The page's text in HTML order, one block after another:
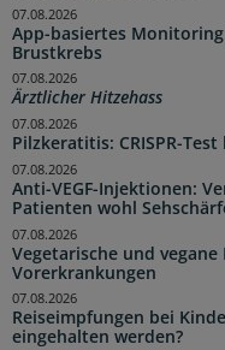
App-basiertes
Brustkrebs
07.08.2026
Ärztlicher Hitzehass
07.08.2026
Pilzkeratitis: CRISPR-
07.08.2026
Anti-VEGF-Injektionen:
Patienten wohl
07.08.2026
Vegetarische und
Vorerkrankungen
07.08.2026
Reiseimpfungen bei
eingehalten werden?
07.08.2026